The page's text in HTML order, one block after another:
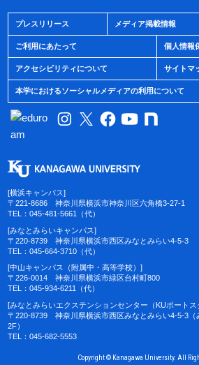
プレスリリース メディア掲載情報
ご利用にあたって 個人情報
アクセシビリティについて サイトマ
本学におけるソーシャルメディアの利用について
[横浜キャンパス]
〒221-8686 神奈川県横浜市神奈川区六角橋3-27-1
TEL：045-481-5661（代）
[みなとみらいキャンパス]
〒220-8739 神奈川県横浜市西区みなとみらい4-5-3
TEL：045-664-3710（代）
[中山キャンパス（附属中・高等学校）]
〒226-0014 神奈川県横浜市緑区台村町800
TEL：045-934-6211（代）
[みなとみらいエクステンションセンター（KUポート
〒220-8739 神奈川県横浜市西区みなとみらい4-5-3（
2F）
TEL：045-682-5553
Copyright © Kanagawa University. All